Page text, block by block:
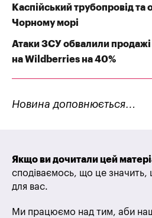
Каспійський трубопровід та
Чорному морі
Атаки ЗСУ обвалили продажі
на Wildberries на 40%
Новина доповнюється…
Якщо ви дочитали цей
сподіваємось, що це значить,
для вас.
Ми працюємо над тим, аби